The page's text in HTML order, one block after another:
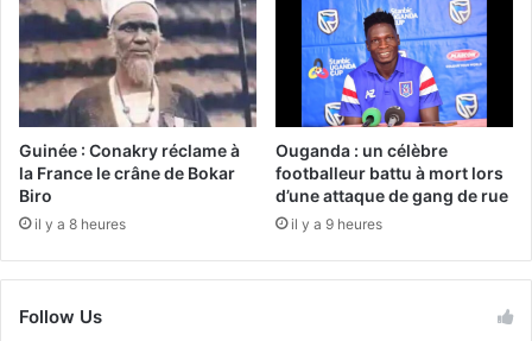
Guinée : Conakry réclame à
la France le crâne de Bokar
Biro
il y a 8 heures
Ouganda : un célèbre
footballeur battu à mort lors
d’une attaque de gang de rue
il y a 9 heures
Follow Us